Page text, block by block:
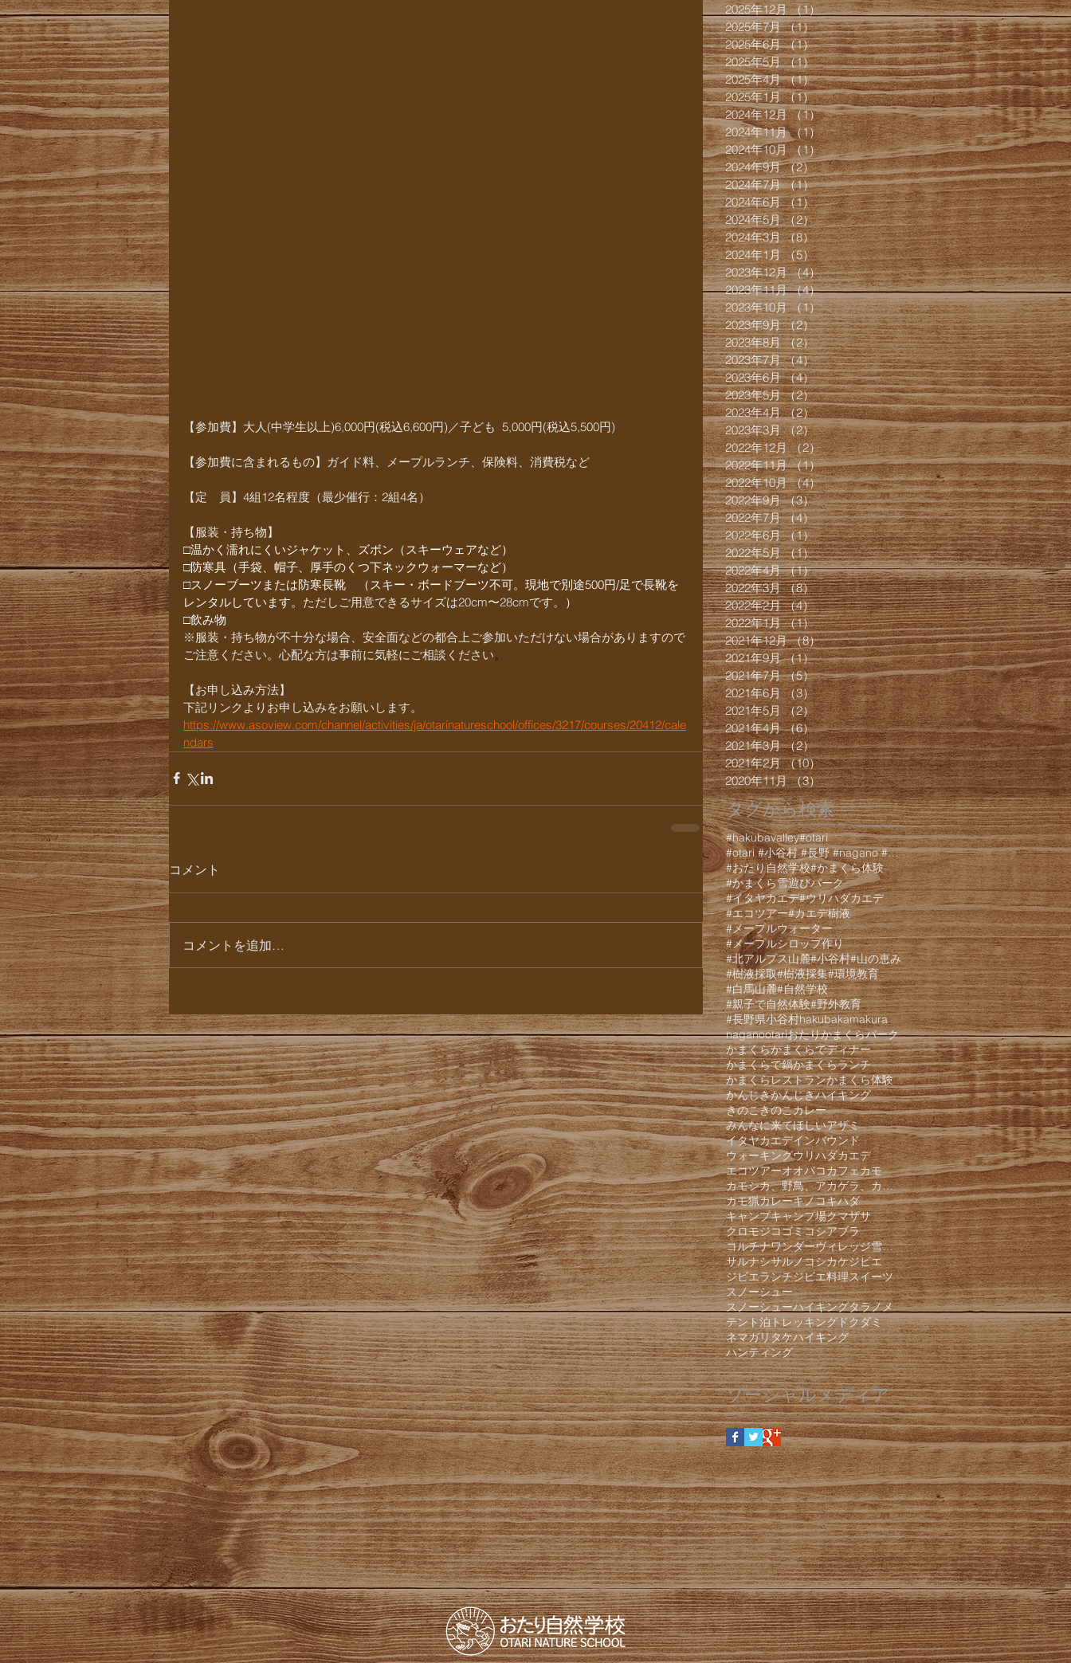
【参加費】大人(中学生以上)6,000円(税込6,600円)／子ども  5,000円(税込5,500円)
​​【参加費に含まれるもの】ガイド料、メープルランチ、保険料、消費税など
【定　員】4組12名程度（最少催行：2組4名）
【服装・持ち物】
□温かく濡れにくいジャケット、ズボン（スキーウェアなど）
□防寒具（手袋、帽子、厚手のくつ下ネックウォーマーなど）
□スノーブーツまたは防寒長靴　（スキー・ボードブーツ不可。現地で別途500円/足で長靴を
レンタルしています。 ただしご用意できるサイズは20cm〜28cmです。
）
□飲み物
※服装・持ち物が不十分な場合、安全面などの都合上ご参加いただけない場合がありますので
ご注意ください。心配な方は事前に気軽にご相談ください。
【お申し込み方法】
下記リンクよりお申し込みをお願いします。
https://www.asoview.com/channel/activities/ja/otarinatureschool/offices/3217/courses/20412/cale
ndars
コメント
コメントを追加…
2025年12月 （1）1件の記事
2025年7月 （1）1件の記事
2025年6月 （1）1件の記事
2025年5月 （1）1件の記事
2025年4月 （1）1件の記事
2025年1月 （1）1件の記事
2024年12月 （1）1件の記事
2024年11月 （1）1件の記事
2024年10月 （1）1件の記事
2024年9月 （2）2件の記事
2024年7月 （1）1件の記事
2024年6月 （1）1件の記事
2024年5月 （2）2件の記事
2024年3月 （8）8件の記事
2024年1月 （5）5件の記事
2023年12月 （4）4件の記事
2023年11月 （4）4件の記事
2023年10月 （1）1件の記事
2023年9月 （2）2件の記事
2023年8月 （2）2件の記事
2023年7月 （4）4件の記事
2023年6月 （4）4件の記事
2023年5月 （2）2件の記事
2023年4月 （2）2件の記事
2023年3月 （2）2件の記事
2022年12月 （2）2件の記事
2022年11月 （1）1件の記事
2022年10月 （4）4件の記事
2022年9月 （3）3件の記事
2022年7月 （4）4件の記事
2022年6月 （1）1件の記事
2022年5月 （1）1件の記事
2022年4月 （1）1件の記事
2022年3月 （8）8件の記事
2022年2月 （4）4件の記事
2022年1月 （1）1件の記事
2021年12月 （8）8件の記事
2021年9月 （1）1件の記事
2021年7月 （5）5件の記事
2021年6月 （3）3件の記事
2021年5月 （2）2件の記事
2021年4月 （6）6件の記事
2021年3月 （2）2件の記事
2021年2月 （10）10件の記事
2020年11月 （3）3件の記事
タグから検索
#hakubavalley#otari
#otari #小谷村 #長野 #nagano #白馬 #hakuba #栂池 #栂池高原 #栂池高
#おたり自然学校#かまくら体験
#かまくら雪遊びパーク
#イタヤカエデ#ウリハダカエデ
#エコツアー#カエデ樹液
#メープルウォーター
#メープルシロップ作り
#北アルプス山麓#小谷村#山の恵み
#樹液採取#樹液採集#環境教育
#白馬山麓#自然学校
#親子で自然体験#野外教育
#長野県小谷村hakubakamakura
naganootariおたりかまくらパーク
かまくらかまくらでディナー
かまくらで鍋かまくらランチ
かまくらレストランかまくら体験
かんじきかんじきハイキング
きのこきのこカレー
みんなに来てほしいアザミ
イタヤカエデインバウンド
ウォーキングウリハダカエデ
エコツアーオオバコカフェカモ
カモシカ、野鳥、アカゲラ、カケス、クモロジ、野生動物、かんじき、
カモ猟カレーキノコキハダ
キャンプキャンプ場クマザサ
クロモジコゴミコシアブラ
コルチナワンダーヴィレッジ雪遊びパーク
サルナシサルノコシカケジビエ
ジビエランチジビエ料理スイーツ
スノーシュー
スノーシューハイキングタラノメ
テント泊トレッキングドクダミ
ネマガリタケハイキング
ハンティング
ソーシャルメディア